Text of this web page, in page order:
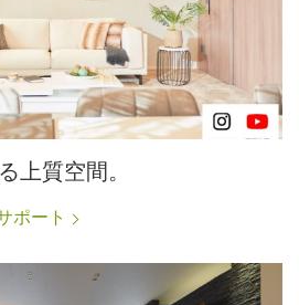
上質空間。
ポート